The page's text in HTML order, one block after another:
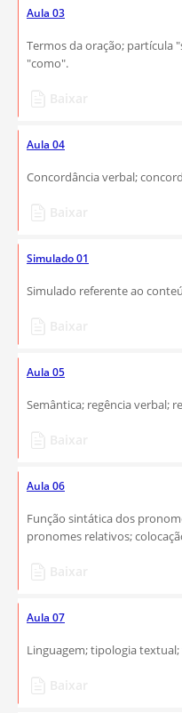
Aula 03
Termos da oração; partícula
"como".
Aula 04
Concordância verbal;
Simulado 01
Simulado referente ao
Aula 05
Semântica; regência verbal;
Aula 06
Função sintática dos
pronomes relativos;
Aula 07
Linguagem; tipologia